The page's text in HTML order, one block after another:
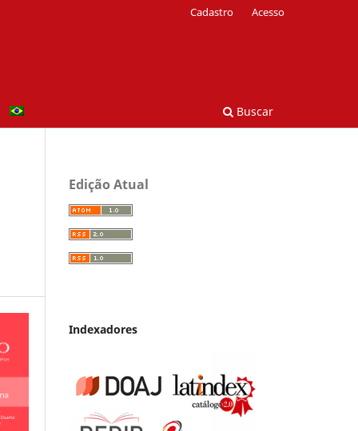
Buscar
Cadastro Acesso
Edição Atual
Indexadores